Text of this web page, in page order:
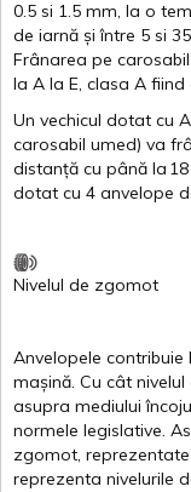
0.5 si 1.5 mm, la o
de iarnă și între 5 si
Frânarea pe carosabil
la A la E, clasa A fiind
Un vechicul dotat cu
carosabil umed) va
distanță cu până la 18
dotat cu 4 anvelope
Nivelul de zgomot
Anvelopele contribuie
mașină. Cu cât nivelul
asupra mediului
normele legislative.
zgomot, reprezentate
reprezenta nivelurile